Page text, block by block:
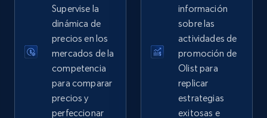
eBay - Gather data on products using
specified keywords
URL, Product id, Title, Seller name, Seller rating,
Seller reviews, Breadcrumbs, Root category, and
more.
2.5K+ 358+ Comenzar ahora
Supervise la
dinámica de
precios en los
mercados de la
competencia
para comparar
precios y
perfeccionar
información
sobre las
actividades de
promoción de
Olist para
replicar
estrategias
exitosas e